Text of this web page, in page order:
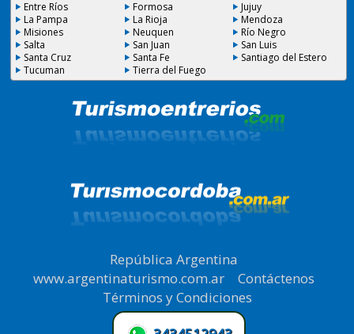
Entre Ríos
Formosa
Jujuy
La Pampa
La Rioja
Mendoza
Misiones
Neuquen
Río Negro
Salta
San Juan
San Luis
Santa Cruz
Santa Fe
Santiago del Estero
Tucuman
Tierra del Fuego
República Argentina
www.argentinaturismo.com.ar| Contáctenos
Términos y Condiciones